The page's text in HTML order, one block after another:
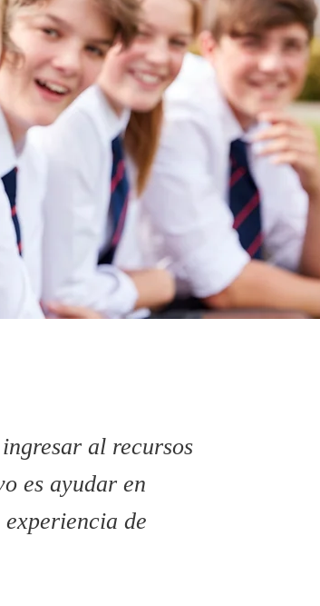
al recursos
es ayudar en
de